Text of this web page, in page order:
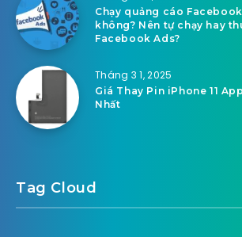
Chạy quảng cáo
không? Nên tự chạy hay
Facebook Ads?
Tháng 3 1, 2025
Giá Thay Pin iPhone 11
Nhất
Tag Cloud